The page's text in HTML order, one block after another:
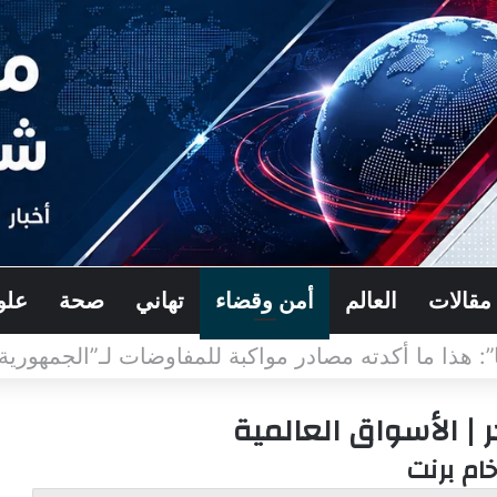
مقالات العالم أمن وقضاء تهاني صحة
الإسرائيلي طالب برد عسكري قاسٍ في لبنان..
الأسواق العالمية
برنت